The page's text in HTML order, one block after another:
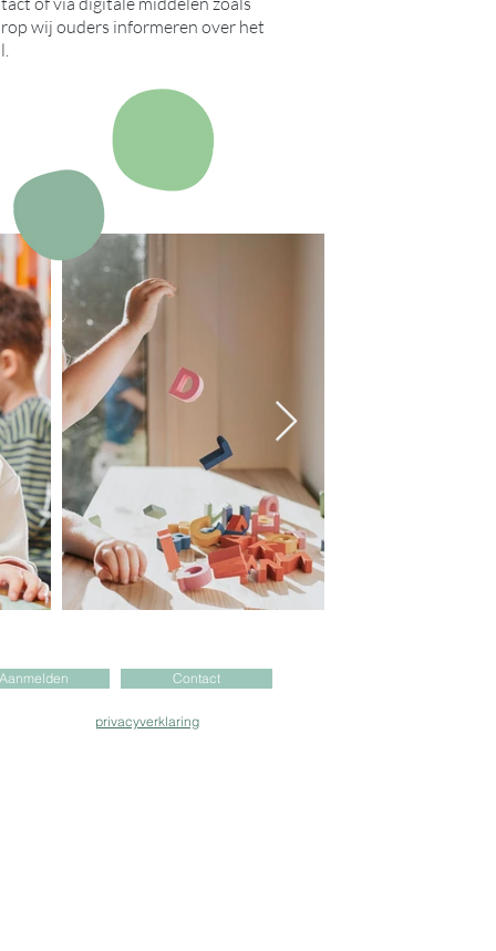
wij ouders informeren over het
Aanmelden Contact
privacyverklaring